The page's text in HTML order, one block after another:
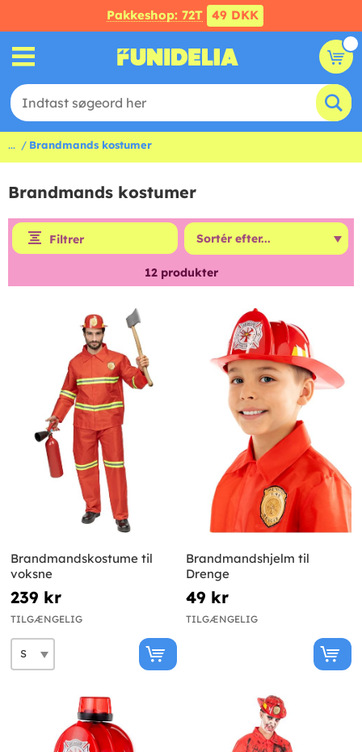
Pakkeshop: 72T 49 DKK
... Brandmands kostumer
Brandmands kostumer
Filtrer
12produkter
Brandmandskostume til
voksne
239 kr
TILGÆNGELIG
Brandmandshjelm til
Drenge
49 kr
TILGÆNGELIG